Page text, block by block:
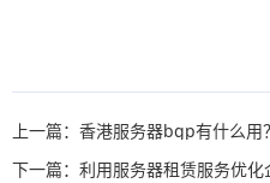
上一篇：香港服务器bgp有什么用？
下一篇：利用服务器租赁服务优